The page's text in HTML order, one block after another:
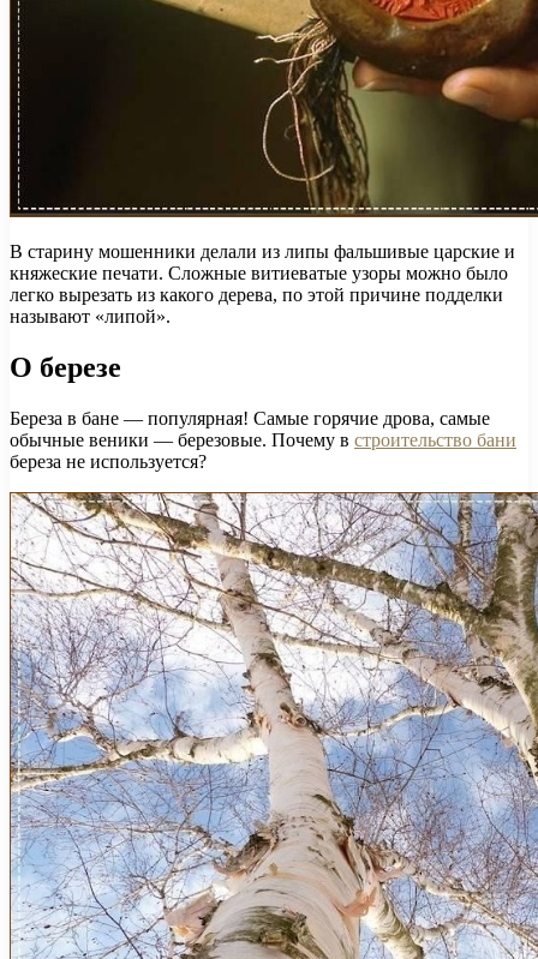
В старину мошенники делали из липы фальшивые царские и
княжеские печати. Сложные витиеватые узоры можно было
легко вырезать из какого дерева, по этой причине подделки
называют «липой».
О березе
Береза ​​в бане — популярная! Самые горячие дрова, самые
обычные веники — березовые. Почему в строительство бани
береза ​​не используется?